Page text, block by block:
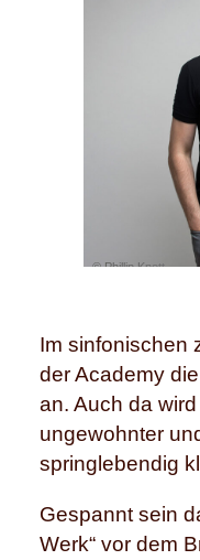
© Phillip Knott.
Im sinfonischen
der Academy
an. Auch da
ungewohnter
springlebendig
Gespannt sein
Werk“ vor dem